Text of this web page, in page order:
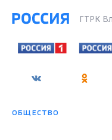
ГТРК
ОБЩЕСТВО